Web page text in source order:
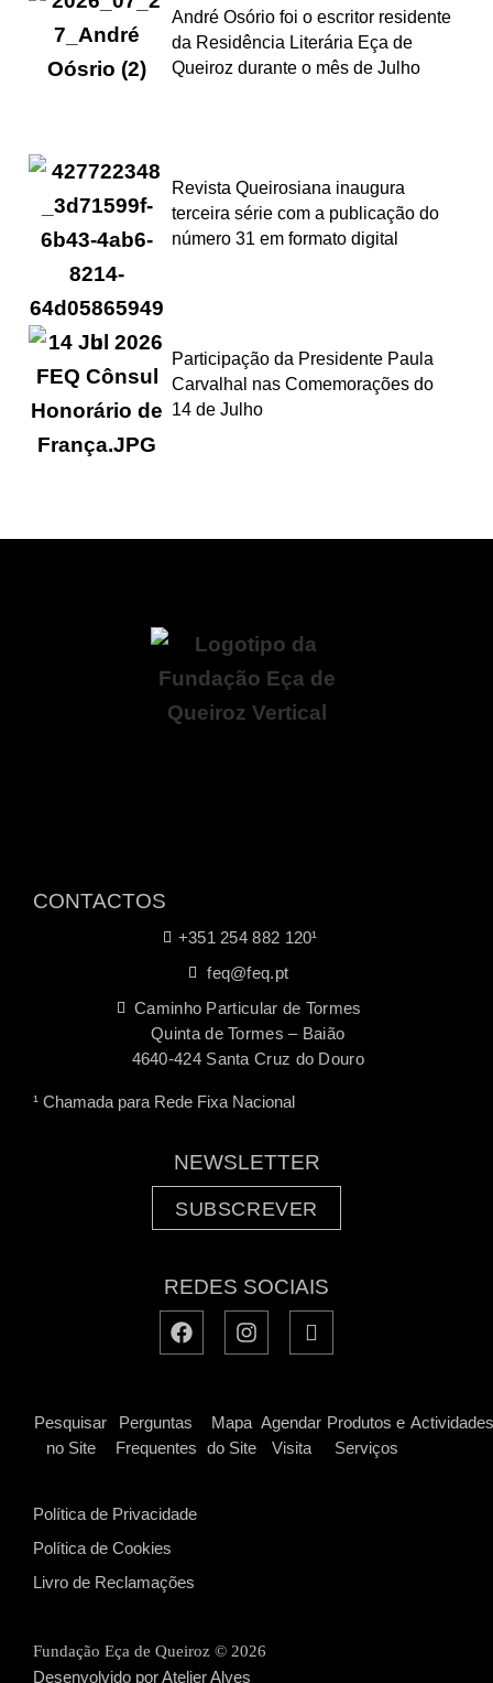
André Osório foi o escritor residente
da Residência Literária Eça de
Queiroz durante o mês de Julho
Revista Queirosiana inaugura
terceira série com a publicação do
número 31 em formato digital
Participação da Presidente Paula
Carvalhal nas Comemorações do
14 de Julho
CONTACTOS
+351 254 882 120¹
feq@feq.pt
Caminho Particular de Tormes
Quinta de Tormes – Baião
4640-424 Santa Cruz do Douro
¹ Chamada para Rede Fixa Nacional
NEWSLETTER
SUBSCREVER
REDES SOCIAIS
Pesquisar
no Site
Perguntas
Frequentes
Mapa
do Site
Agendar
Visita
Produtos e
Serviços
Actividades
Política de Privacidade
Política de Cookies
Livro de Reclamações
Fundação Eça de Queiroz © 2026
Desenvolvido por Atelier Alves